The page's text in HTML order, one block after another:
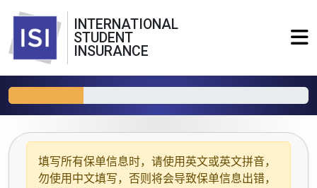
INTERNATIONAL
STUDENT
INSURANCE
填写所有保单信息时，请使用 英文或英文拼音，
勿使用中文填写，否则将会导致保单信息出错，